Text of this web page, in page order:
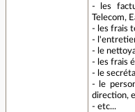
- les
Telecom,
- les frais
-
- le
- les frais
- le
- le
direction,
- etc...